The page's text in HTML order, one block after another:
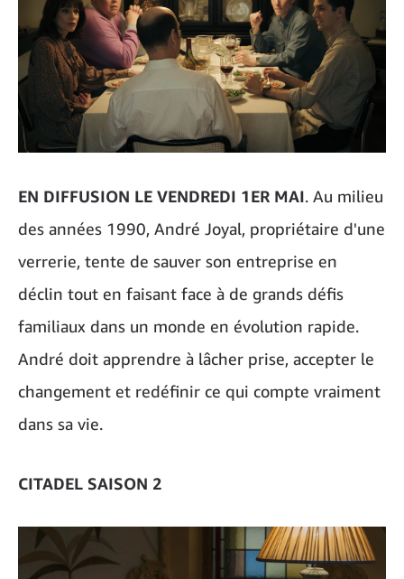
EN DIFFUSION LE VENDREDI 1ER MAI. Au milieu
des années 1990, André Joyal, propriétaire d'une
verrerie, tente de sauver son entreprise en
déclin tout en faisant face à de grands défis
familiaux dans un monde en évolution rapide.
André doit apprendre à lâcher prise, accepter le
changement et redéfinir ce qui compte vraiment
dans sa vie.
CITADEL SAISON 2